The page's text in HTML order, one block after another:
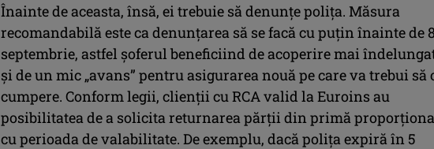
Înainte de aceasta, însă, ei trebuie să denunțe polița. Măsura
recomandabilă este ca denunțarea să se facă cu puțin înainte de 8
septembrie, astfel șoferul beneficiind de acoperire mai
și de un mic „avans” pentru asigurarea nouă pe care va trebui să
cumpere. Conform legii, clienții cu RCA valid la Euroins au
posibilitatea de a solicita returnarea părții din primă
cu perioada de valabilitate. De exemplu, dacă polița expiră în 5